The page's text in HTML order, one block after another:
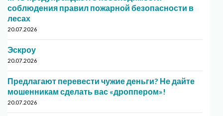
соблюдения правил пожарной безопасности в
лесах
20.07.2026
Эскроу
20.07.2026
Предлагают перевести чужие деньги? Не дайте
мошенникам сделать вас «дроппером»!
20.07.2026